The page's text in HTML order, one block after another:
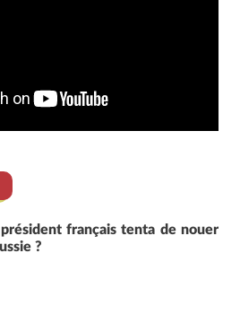
français tenta de nouer
?